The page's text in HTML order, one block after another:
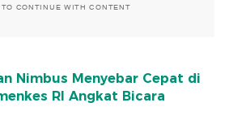
CONTINUE WITH CONTENT
Nimbus Menyebar Cepat di
RI Angkat Bicara